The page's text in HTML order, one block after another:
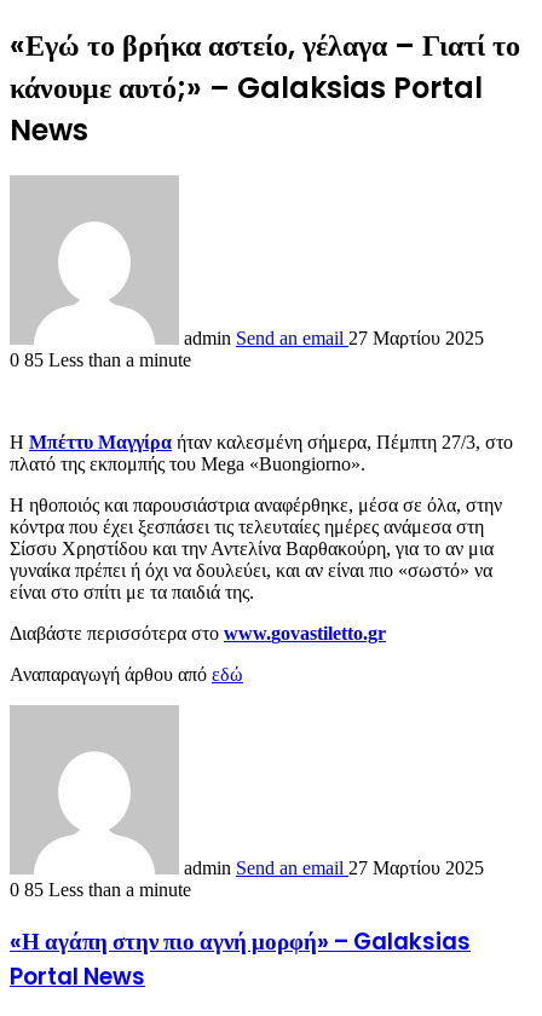
«Εγώ το βρήκα αστείο, γέλαγα – Γιατί το
κάνουμε αυτό;» – Galaksias Portal
News
admin Send an email 27 Μαρτίου 2025
0 85 Less than a minute
Η Μπέττυ Μαγγίρα ήταν καλεσμένη σήμερα, Πέμπτη 27/3, στο
πλατό της εκπομπής του Mega «Buongiorno».
Η ηθοποιός και παρουσιάστρια αναφέρθηκε, μέσα σε όλα, στην
κόντρα που έχει ξεσπάσει τις τελευταίες ημέρες ανάμεσα στη
Σίσσυ Χρηστίδου και την Αντελίνα Βαρθακούρη, για το αν μια
γυναίκα πρέπει ή όχι να δουλεύει, και αν είναι πιο «σωστό» να
είναι στο σπίτι με τα παιδιά της.
Διαβάστε περισσότερα στο www.govastiletto.gr
Αναπαραγωγή άρθου από εδώ
admin Send an email 27 Μαρτίου 2025
0 85 Less than a minute
«Η αγάπη στην πιο αγνή μορφή» – Galaksias
Portal News